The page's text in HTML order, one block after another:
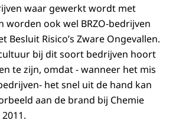
waar gewerkt wordt met
worden ook wel BRZO-bedrijven
Besluit Risico’s Zware Ongevallen.
bij dit soort bedrijven hoort
te zijn, omdat - wanneer het mis
het snel uit de hand kan
aan de brand bij Chemie